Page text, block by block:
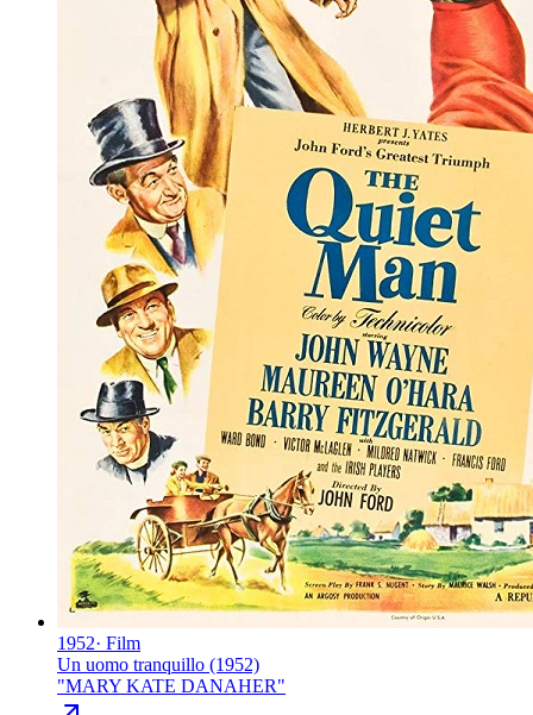
1952· Film
Un uomo tranquillo (1952)
"MARY KATE DANAHER"